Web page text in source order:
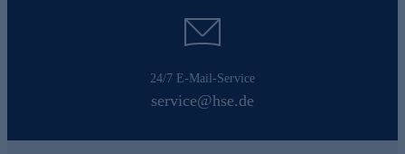
24/7 E-Mail-Service
service@hse.de